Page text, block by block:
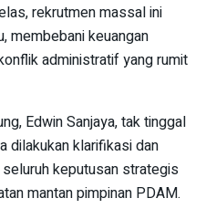
rekrutmen massal ini
membebani keuangan
administratif yang rumit
Edwin Sanjaya, tak tinggal
dilakukan klarifikasi dan
keputusan strategis
mantan pimpinan PDAM.